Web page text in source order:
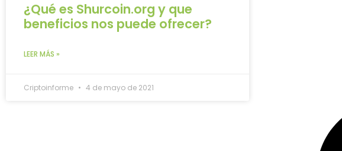
¿Qué es Shurcoin.org y que
beneficios nos puede ofrecer?
LEER MÁS »
Criptoinforme 4 de mayo de 2021